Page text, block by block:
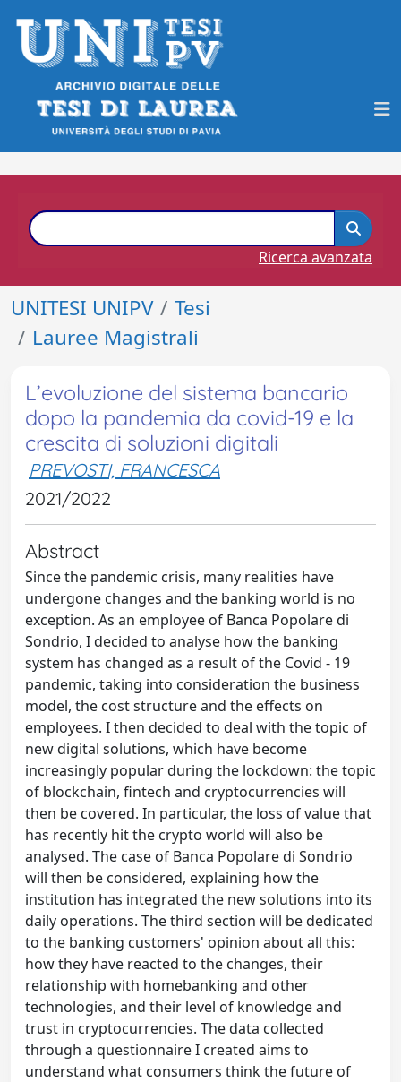
Ricerca avanzata
UNITESI UNIPV
Tesi
Lauree Magistrali
L’evoluzione del sistema bancario
dopo la pandemia da covid-19 e la
crescita di soluzioni digitali
PREVOSTI, FRANCESCA
2021/2022
Abstract
Since the pandemic crisis, many realities have
undergone changes and the banking world is no
exception. As an employee of Banca Popolare di
Sondrio, I decided to analyse how the banking
system has changed as a result of the Covid - 19
pandemic, taking into consideration the business
model, the cost structure and the effects on
employees. I then decided to deal with the topic of
new digital solutions, which have become
increasingly popular during the lockdown: the topic
of blockchain, fintech and cryptocurrencies will
then be covered. In particular, the loss of value that
has recently hit the crypto world will also be
analysed. The case of Banca Popolare di Sondrio
will then be considered, explaining how the
institution has integrated the new solutions into its
daily operations. The third section will be dedicated
to the banking customers' opinion about all this:
how they have reacted to the changes, their
relationship with homebanking and other
technologies, and their level of knowledge and
trust in cryptocurrencies. The data collected
through a questionnaire I created aims to
understand what consumers think the future of